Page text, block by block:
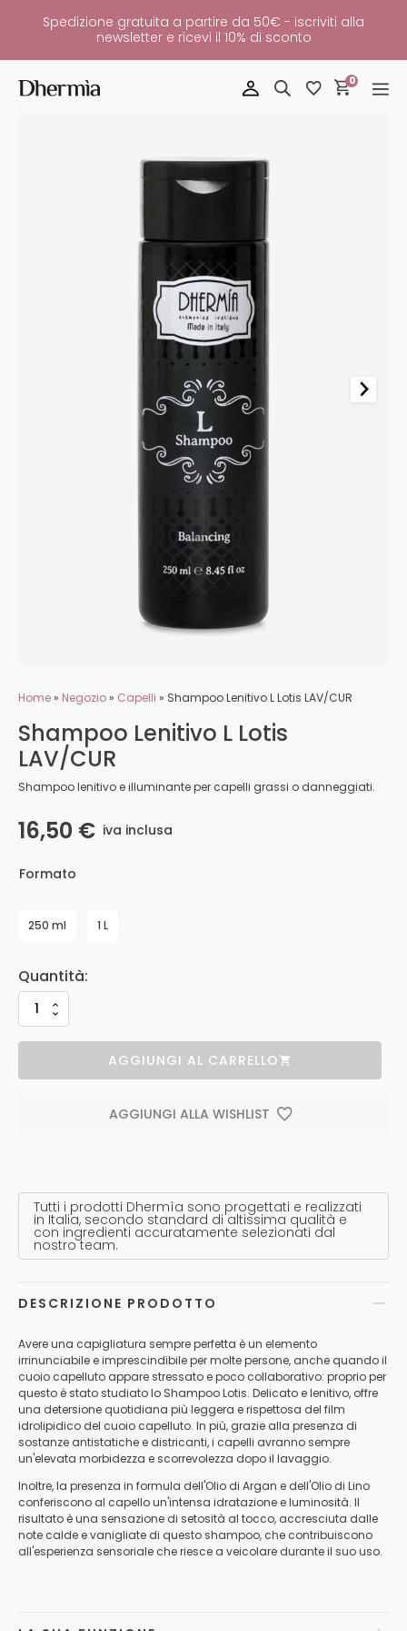
Spedizione gratuita a partire da 50€ - iscriviti alla
newsletter e ricevi il 10% di sconto
0
Home» Negozio» Capelli » Shampoo Lenitivo L Lotis LAV/CUR
Shampoo Lenitivo L Lotis
LAV/CUR
Shampoo lenitivo e illuminante per capelli grassi o danneggiati.
16,50 € iva inclusa
Formato
250 ml 1 L
AGGIUNGI AL CARRELLO
AGGIUNGI ALLA WISHLIST
Tutti i prodotti Dhermìa sono progettati e realizzati
in Italia, secondo standard di altissima qualità e
con ingredienti accuratamente selezionati dal
nostro team.
DESCRIZIONE PRODOTTO
Avere una capigliatura sempre perfetta è un elemento
irrinunciabile e imprescindibile per molte persone, anche quando il
cuoio capelluto appare stressato e poco collaborativo: proprio per
questo è stato studiato lo Shampoo Lotis. Delicato e lenitivo, offre
una detersione quotidiana più leggera e rispettosa del film
idrolipidico del cuoio capelluto. In più, grazie alla presenza di
sostanze antistatiche e districanti, i capelli avranno sempre
un'elevata morbidezza e scorrevolezza dopo il lavaggio.
Inoltre, la presenza in formula dell'Olio di Argan e dell'Olio di Lino
conferiscono al capello un'intensa idratazione e luminosità. Il
risultato è una sensazione di setosità al tocco, accresciuta dalle
note calde e vanigliate di questo shampoo, che contribuiscono
all'esperienza sensoriale che riesce a veicolare durante il suo uso.